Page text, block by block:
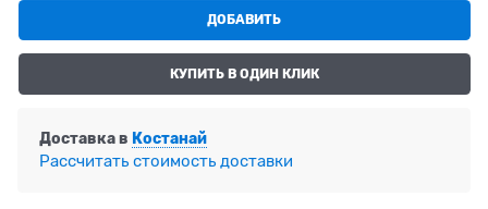
ДОБАВИТЬ
КУПИТЬ В ОДИН КЛИК
Доставка в Костанай
Рассчитать стоимость доставки